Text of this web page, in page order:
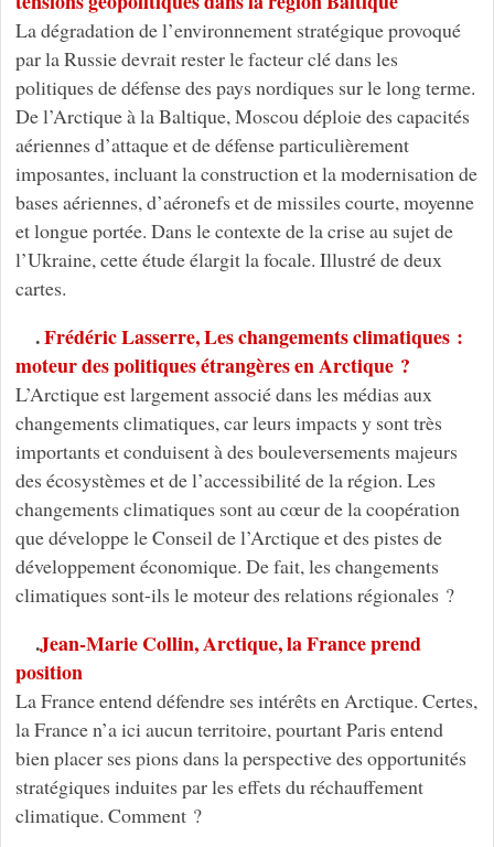
La dégradation de l’environnement stratégique provoqué
par la Russie devrait rester le facteur clé dans les
politiques de défense des pays nordiques sur le long terme.
De l’Arctique à la Baltique, Moscou déploie des capacités
aériennes d’attaque et de défense particulièrement
imposantes, incluant la construction et la modernisation de
bases aériennes, d’aéronefs et de missiles courte, moyenne
et longue portée. Dans le contexte de la crise au sujet de
l’Ukraine, cette étude élargit la focale. Illustré de deux
cartes.
.Frédéric Lasserre, Les changements climatiques :
moteur des politiques étrangères en Arctique ?
L’Arctique est largement associé dans les médias aux
changements climatiques, car leurs impacts y sont très
importants et conduisent à des bouleversements majeurs
des écosystèmes et de l’accessibilité de la région. Les
changements climatiques sont au cœur de la coopération
que développe le Conseil de l’Arctique et des pistes de
développement économique. De fait, les changements
climatiques sont-ils le moteur des relations régionales ?
.Jean-Marie Collin, Arctique, la France prend
position
La France entend défendre ses intérêts en Arctique. Certes,
la France n’a ici aucun territoire, pourtant Paris entend
bien placer ses pions dans la perspective des opportunités
stratégiques induites par les effets du réchauffement
climatique. Comment ?